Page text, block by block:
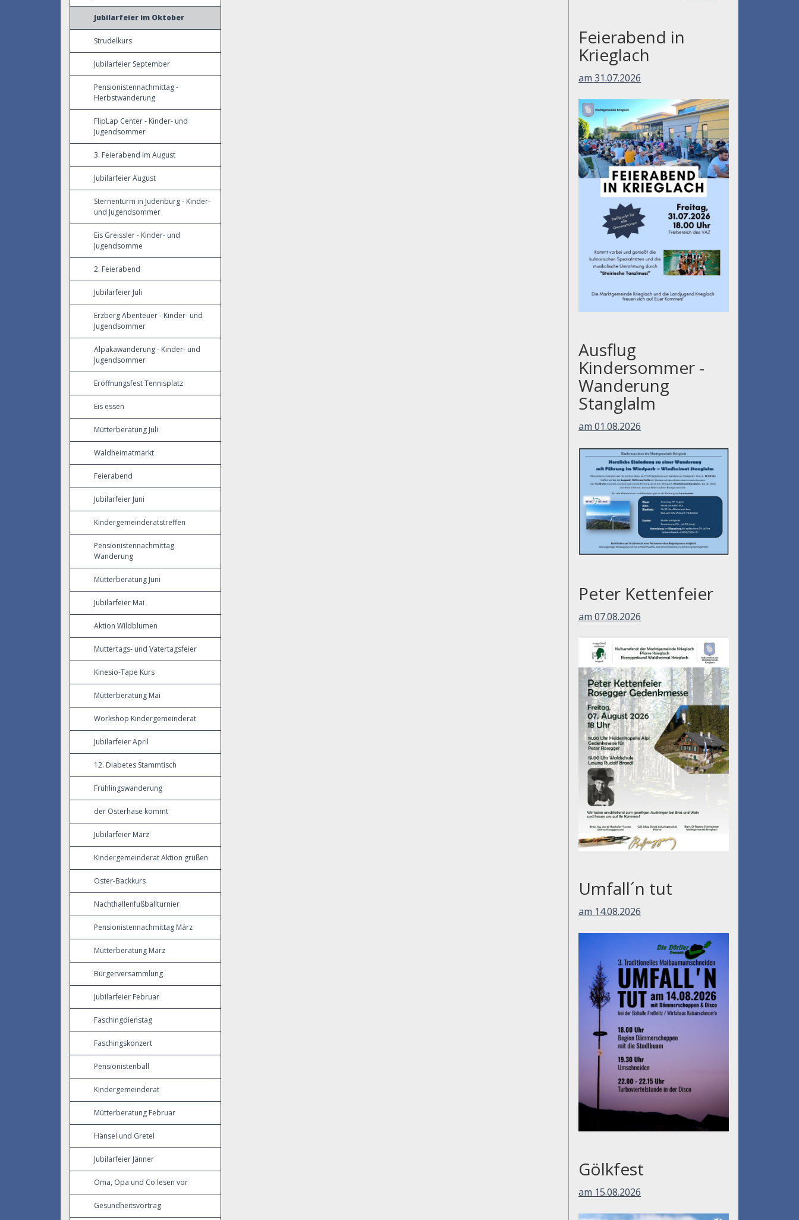
Jubilarfeier im Oktober
Strudelkurs
Jubilarfeier September
Pensionistennachmittag -
Herbstwanderung
FlipLap Center - Kinder- und
Jugendsommer
3. Feierabend im August
Jubilarfeier August
Sternenturm in Judenburg - Kinder-
und Jugendsommer
Eis Greissler - Kinder- und
Jugendsomme
2. Feierabend
Jubilarfeier Juli
Erzberg Abenteuer - Kinder- und
Jugendsommer
Alpakawanderung - Kinder- und
Jugendsommer
Eröffnungsfest Tennisplatz
Eis essen
Mütterberatung Juli
Waldheimatmarkt
Feierabend
Jubilarfeier Juni
Kindergemeinderatstreffen
Pensionistennachmittag
Wanderung
Mütterberatung Juni
Jubilarfeier Mai
Aktion Wildblumen
Muttertags- und Vatertagsfeier
Kinesio-Tape Kurs
Mütterberatung Mai
Workshop Kindergemeinderat
Jubilarfeier April
12. Diabetes Stammtisch
Frühlingswanderung
der Osterhase kommt
Jubilarfeier März
Kindergemeinderat Aktion grüßen
Oster-Backkurs
Nachthallenfußballturnier
Pensionistennachmittag März
Mütterberatung März
Bürgerversammlung
Jubilarfeier Februar
Faschingdienstag
Faschingskonzert
Pensionistenball
Kindergemeinderat
Mütterberatung Februar
Hänsel und Gretel
Jubilarfeier Jänner
Oma, Opa und Co lesen vor
Gesundheitsvortrag
Feierabend in
Krieglach
am 31.07.2026
Ausflug
Kindersommer -
Wanderung
Stanglalm
am 01.08.2026
Peter Kettenfeier
am 07.08.2026
Umfall´n tut
am 14.08.2026
Gölkfest
am 15.08.2026